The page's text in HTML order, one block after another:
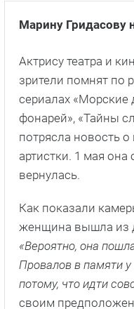
Марину Гридасову
Актрису театра и
зрители помнят по
сериалах
фонарей», «Тайны
потрясла новость
артистки. 1 мая она
вернулась.
Как показали
женщина вышла из
«Вероятно, она
Провалов в памяти
потому, что идти
своим